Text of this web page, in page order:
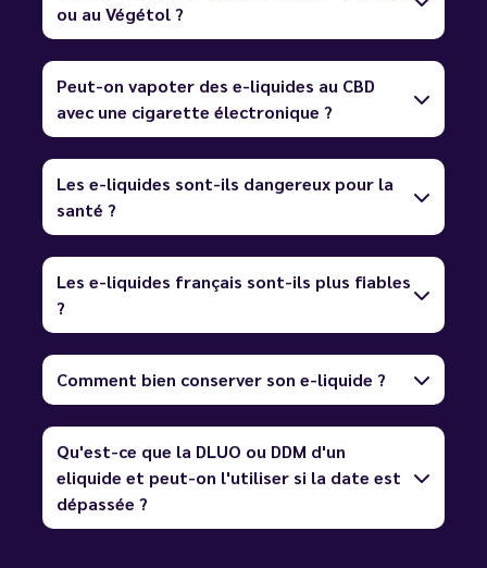
ou au Végétol ?
Peut-on vapoter des e-liquides au CBD
avec une cigarette électronique ?
Les e-liquides sont-ils dangereux pour la
santé ?
Les e-liquides français sont-ils plus fiables
?
Comment bien conserver son e-liquide ?
Qu'est-ce que la DLUO ou DDM d'un
eliquide et peut-on l'utiliser si la date est
dépassée ?